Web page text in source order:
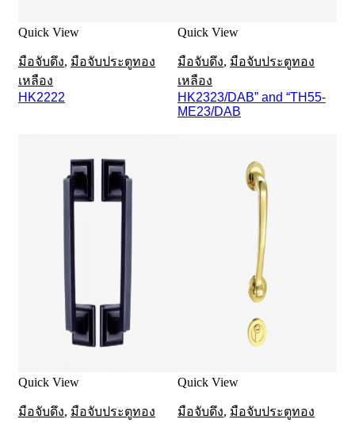
Quick View
มือจับดึง, มือจับประตูทอง
เหลือง
HK2222
Quick View
มือจับดึง, มือจับประตูทอง
เหลือง
HK2323/DAB” and “TH55-
ME23/DAB
Quick View
มือจับดึง, มือจับประตูทอง
Quick View
มือจับดึง, มือจับประตูทอง